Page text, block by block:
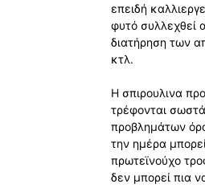
επειδή
φυτό συλλεχθεί
διατήρηση των
κτλ.
Η σπιρουλινα
τρέφονται
προβλημάτων
την ημέρα
πρωτεϊνούχο
δεν μπορεί πια